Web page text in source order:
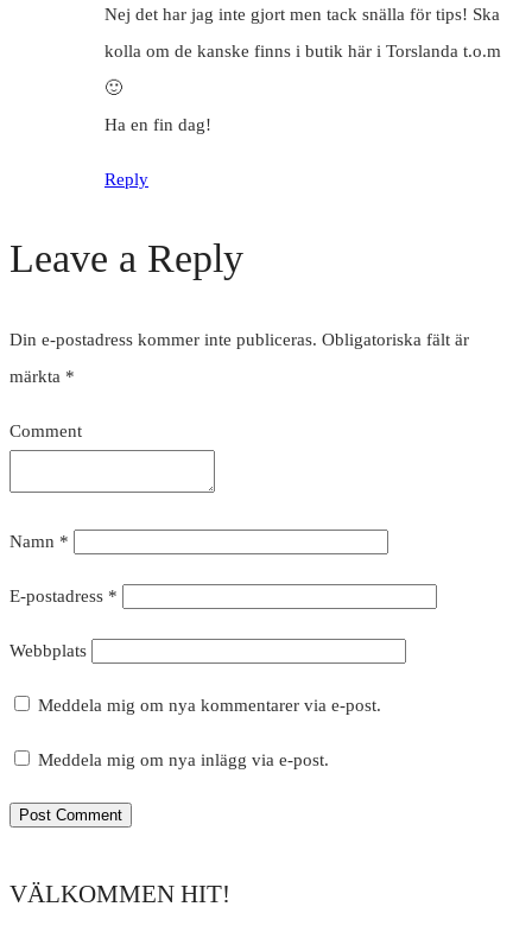
Nej det har jag inte gjort men tack snälla för tips! Ska
kolla om de kanske finns i butik här i Torslanda t.o.m
🙂
Ha en fin dag!
Reply
Leave a Reply
Din e-postadress kommer inte publiceras. Obligatoriska fält är
märkta *
Comment
Namn *
E-postadress *
Webbplats
Meddela mig om nya kommentarer via e-post.
Meddela mig om nya inlägg via e-post.
VÄLKOMMEN HIT!